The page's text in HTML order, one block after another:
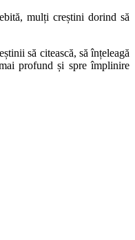
mulți creștini dorind să
să citească, să înțeleagă
profund și spre împlinire